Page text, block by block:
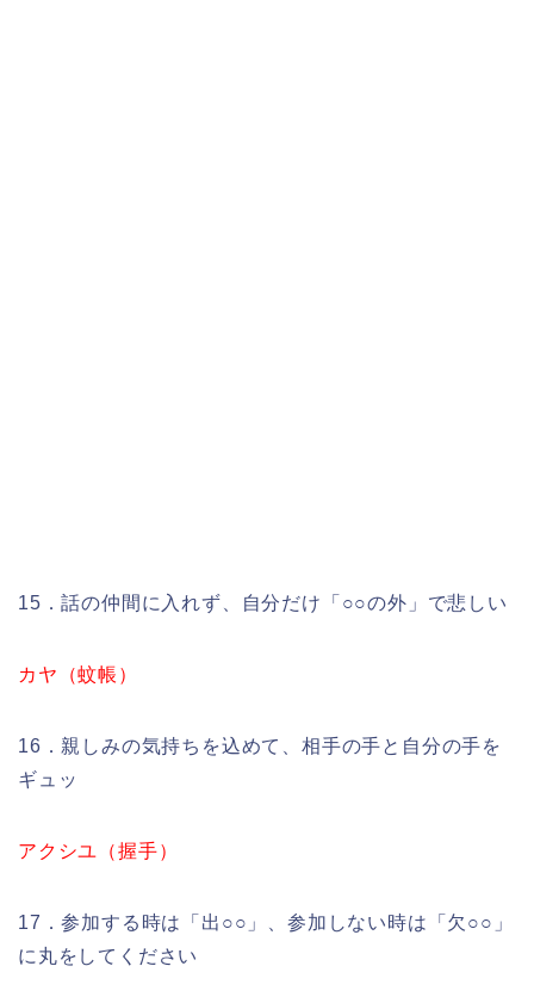
15．話の仲間に入れず、自分だけ「○○の外」で悲しい
カヤ（蚊帳）
16．親しみの気持ちを込めて、相手の手と自分の手を
ギュッ
アクシユ（握手）
17．参加する時は「出○○」、参加しない時は「欠○○」
に丸をしてください